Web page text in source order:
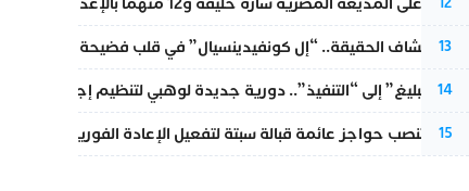
13
بعد انكشاف الحقيقة.. “إل كونفيدينسيال” في قلب فضيحة صورة
14
من “التبليغ” إلى “التنفيذ”.. دورية جديدة لوهبي لتنظيم إجراءات
15
إسبانيا تنصب حواجز عائمة قبالة سبتة لتفعيل الإعادة الفورية